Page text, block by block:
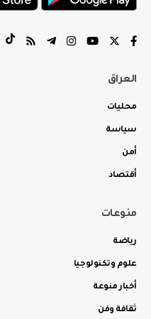
العراق
محليات
سياسة
أمن
أقتصاد
منوعات
رياضة
علوم وتكنولوجيا
أخبار منوعة
ثقافة وفن